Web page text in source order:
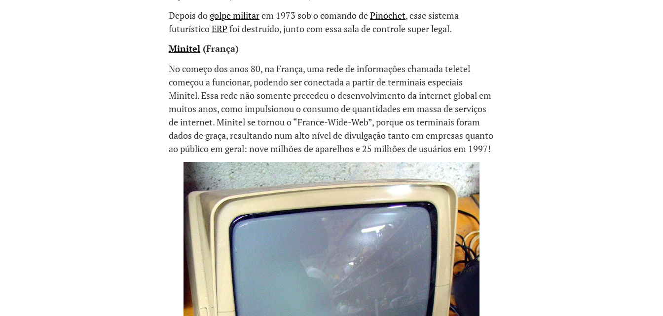
Depois do golpe militarem 1973 sob o comando dePinochet, esse sistema
futurísticoERP foi destruído, junto com essa sala de controle super legal.
Minitel (França)
No começo dos anos 80, na França, uma rede de informações chamada teletel
começou a funcionar, podendo ser conectada a partir de terminais especiais
Minitel. Essa rede não somente precedeu o desenvolvimento da internet global em
muitos anos, como impulsionou o consumo de quantidades em massa de serviços
de internet. Minitel se tornou o “France-Wide-Web”, porque os terminais foram
dados de graça, resultando num alto nível de divulgação tanto em empresas quanto
ao público em geral: nove milhões de aparelhos e 25 milhões de usuários em 1997!